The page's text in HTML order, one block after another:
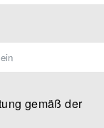
gemäß der